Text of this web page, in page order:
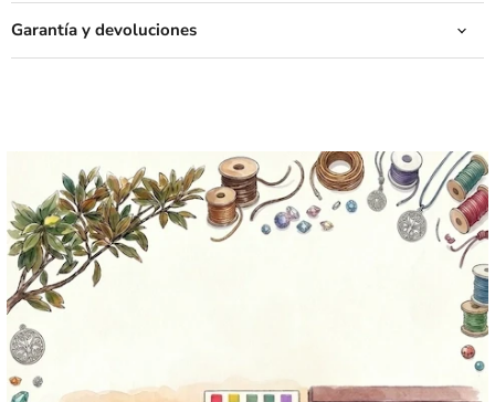
Garantía y devoluciones